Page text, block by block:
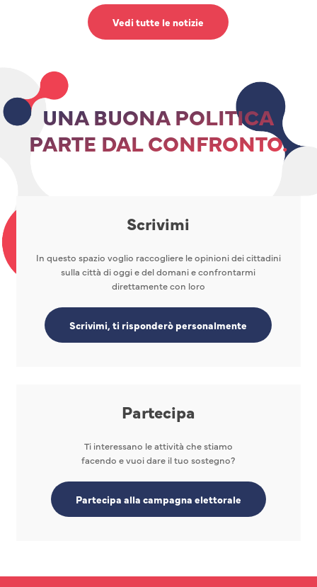
Vedi tutte le notizie
UNA BUONA POLITICA
PARTE DAL CONFRONTO.
Scrivimi
In questo spazio voglio raccogliere le opinioni dei cittadini
sulla città di oggi e del domani e confrontarmi
direttamente con loro
Scrivimi, ti risponderò personalmente
Partecipa
Ti interessano le attività che stiamo
facendo e vuoi dare il tuo sostegno?
Partecipa alla campagna elettorale